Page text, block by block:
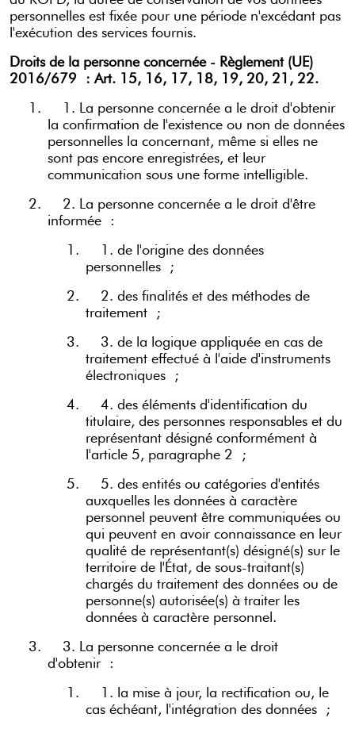
personnelles est fixée pour une période n'excédant pas
l'exécution des services fournis.
Droits de la personne concernée - Règlement (UE)
2016/679 : Art. 15, 16, 17, 18, 19, 20, 21, 22.
1.
1. La personne concernée a le droit d'obtenir
la confirmation de l'existence ou non de données
personnelles la concernant, même si elles ne
sont pas encore enregistrées, et leur
communication sous une forme intelligible.
2.
2. La personne concernée a le droit d'être
informée :
1.
1. de l'origine des données
personnelles ;
2.
2. des finalités et des méthodes de
traitement ;
3.
3. de la logique appliquée en cas de
traitement effectué à l'aide d'instruments
électroniques ;
4.
4. des éléments d'identification du
titulaire, des personnes responsables et du
représentant désigné conformément à
l'article 5, paragraphe 2 ;
5.
5. des entités ou catégories d'entités
auxquelles les données à caractère
personnel peuvent être communiquées ou
qui peuvent en avoir connaissance en leur
qualité de représentant(s) désigné(s) sur le
territoire de l'État, de sous-traitant(s)
chargés du traitement des données ou de
personne(s) autorisée(s) à traiter les
données à caractère personnel.
3.
3. La personne concernée a le droit
d'obtenir :
1.
1. la mise à jour, la rectification ou, le
cas échéant, l'intégration des données ;